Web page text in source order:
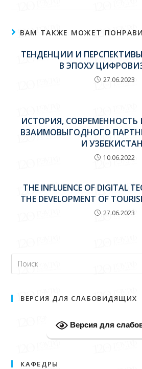
ВАМ ТАКЖЕ МОЖЕТ
ТЕНДЕНЦИИ И
В ЭПОХУ
27.06.2023
ИСТОРИЯ, СОВРЕМЕННОСТЬ
ВЗАИМОВЫГОДНОГО
И
10.06.2022
THE INFLUENCE OF DIGITAL
THE DEVELOPMENT OF
27.06.2023
ВЕРСИЯ ДЛЯ СЛАБОВИДЯЩИХ
Версия для
КАФЕДРЫ